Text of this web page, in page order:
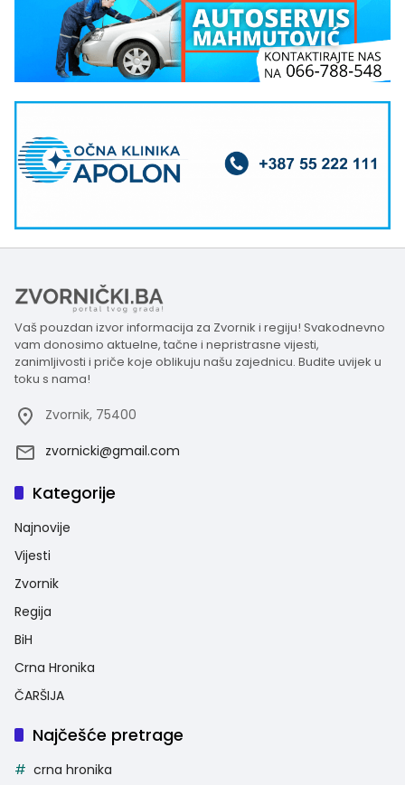
Vaš pouzdan izvor informacija za Zvornik i regiju! Svakodnevno
vam donosimo aktuelne, tačne i nepristrasne vijesti,
zanimljivosti i priče koje oblikuju našu zajednicu. Budite uvijek u
toku s nama!
Zvornik, 75400
zvornicki@gmail.com
Kategorije
Najnovije
Vijesti
Zvornik
Regija
BiH
Crna Hronika
ČARŠIJA
Najčešće pretrage
crna hronika